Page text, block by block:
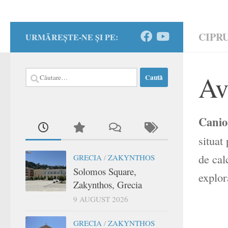
situat
de
URMĂREȘTE-NE ȘI PE:
Caută
după:
GRECIA / ZAKYNTHOS
Solomos Square,
Zakynthos, Grecia
9 AUGUST 2026
GRECIA / ZAKYNTHOS